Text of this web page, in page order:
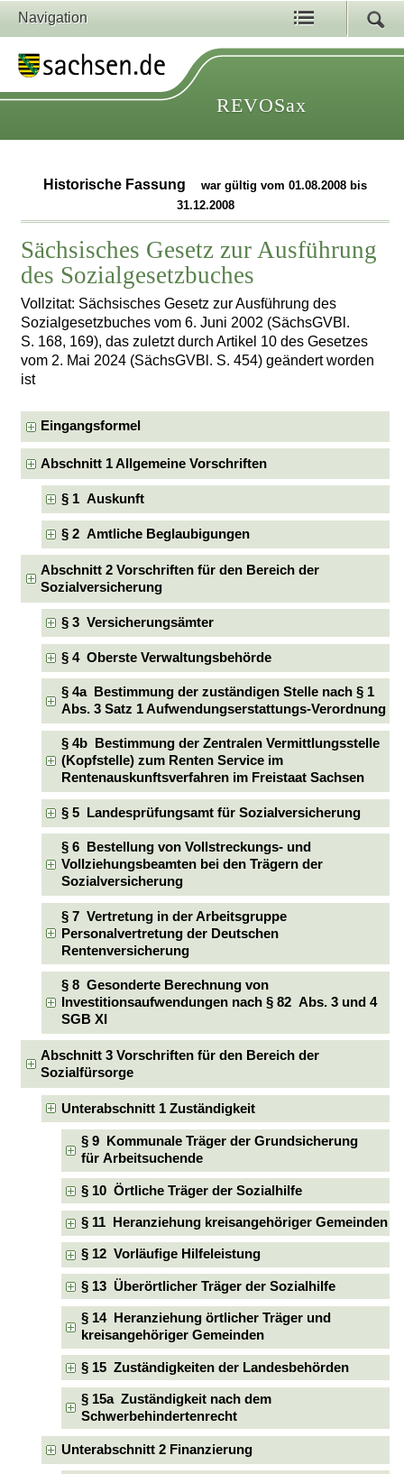
Navigation
REVOSax
Historische Fassung
war gültig vom 01.08.2008 bis
31.12.2008
Sächsisches Gesetz zur Ausführung
des Sozialgesetzbuches
Vollzitat: Sächsisches Gesetz zur Ausführung des
Sozialgesetzbuches vom 6. Juni 2002 (SächsGVBl.
S. 168, 169), das zuletzt durch Artikel 10 des Gesetzes
vom 2. Mai 2024 (SächsGVBl. S. 454) geändert worden
ist
Eingangsformel
Abschnitt 1 Allgemeine Vorschriften
§ 1 Auskunft
§ 2 Amtliche Beglaubigungen
Abschnitt 2 Vorschriften für den Bereich der
Sozialversicherung
§ 3 Versicherungsämter
§ 4 Oberste Verwaltungsbehörde
§ 4a Bestimmung der zuständigen Stelle nach § 1
Abs. 3 Satz 1 Aufwendungserstattungs-Verordnung
§ 4b Bestimmung der Zentralen Vermittlungsstelle
(Kopfstelle) zum Renten Service im
Rentenauskunftsverfahren im Freistaat Sachsen
§ 5 Landesprüfungsamt für Sozialversicherung
§ 6 Bestellung von Vollstreckungs- und
Vollziehungsbeamten bei den Trägern der
Sozialversicherung
§ 7 Vertretung in der Arbeitsgruppe
Personalvertretung der Deutschen
Rentenversicherung
§ 8 Gesonderte Berechnung von
Investitionsaufwendungen nach § 82 Abs. 3 und 4
SGB XI
Abschnitt 3 Vorschriften für den Bereich der
Sozialfürsorge
Unterabschnitt 1 Zuständigkeit
§ 9 Kommunale Träger der Grundsicherung
für Arbeitsuchende
§ 10 Örtliche Träger der Sozialhilfe
§ 11 Heranziehung kreisangehöriger Gemeinden
§ 12 Vorläufige Hilfeleistung
§ 13 Überörtlicher Träger der Sozialhilfe
§ 14 Heranziehung örtlicher Träger und
kreisangehöriger Gemeinden
§ 15 Zuständigkeiten der Landesbehörden
§ 15a Zuständigkeit nach dem
Schwerbehindertenrecht
Unterabschnitt 2 Finanzierung